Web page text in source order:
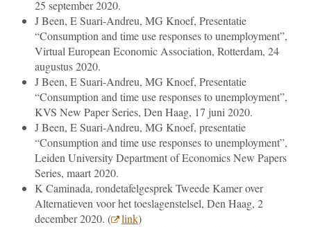
25 september 2020.
J Been, E Suari-Andreu, MG Knoef, Presentatie
“Consumption and time use responses to unemployment”,
Virtual European Economic Association, Rotterdam, 24
augustus 2020.
J Been, E Suari-Andreu, MG Knoef, Presentatie
“Consumption and time use responses to unemployment”,
KVS New Paper Series, Den Haag, 17 juni 2020.
J Been, E Suari-Andreu, MG Knoef, presentatie
“Consumption and time use responses to unemployment”,
Leiden University Department of Economics New Papers
Series, maart 2020.
K Caminada, rondetafelgesprek Tweede Kamer over
Alternatieven voor het toeslagenstelsel, Den Haag, 2
december 2020. (
link)